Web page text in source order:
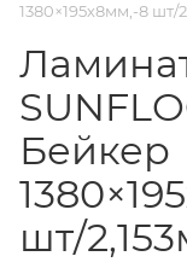
1380×195х8мм,-8 шт/
Бейкер
шт/